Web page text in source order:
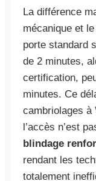
La différence
mécanique et
porte standard
de 2 minutes,
certification,
minutes. Ce
cambriolages à
l’accès n’est
blindage
rendant les
totalement